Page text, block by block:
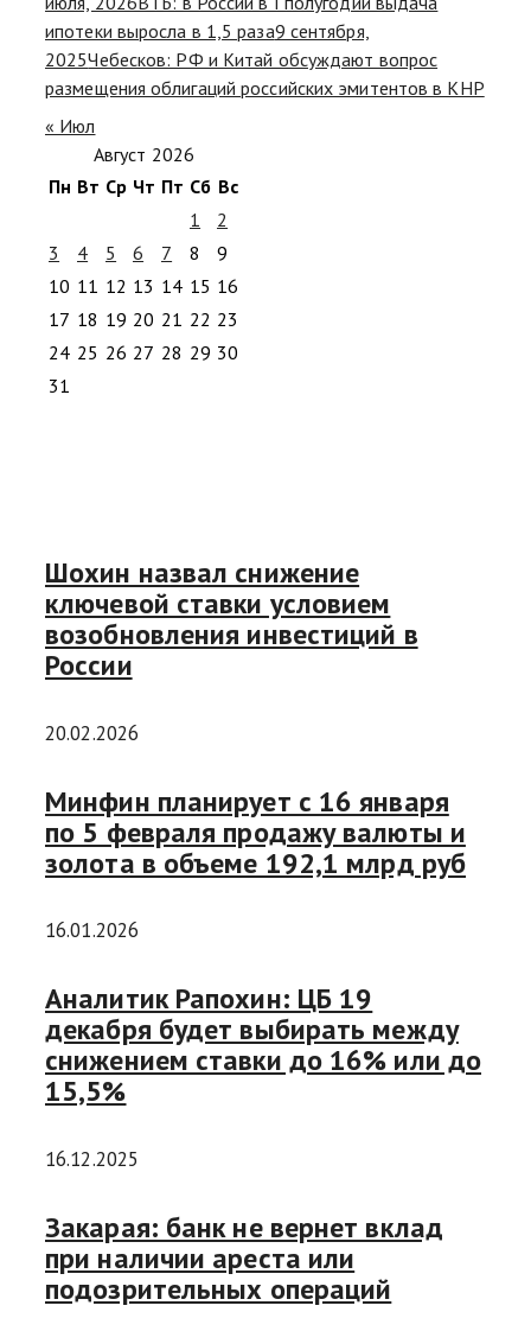
ипотеки выросла в 1,5 раза9 сентября,
2025Чебесков: РФ и Китай обсуждают вопрос
размещения облигаций российских эмитентов в КНР
« Июл
Август 2026
Пн Вт Ср Чт Пт Сб Вс
1
2
3
4 5 6 7 8
9
10 11 12 13 14 15 16
17 18 19 20 21 22 23
24 25 26 27 28 29 30
31
Шохин назвал снижение
ключевой ставки условием
возобновления инвестиций в
России
20.02.2026
Минфин планирует с 16 января
по 5 февраля продажу валюты и
золота в объеме 192,1 млрд руб
16.01.2026
Аналитик Рапохин: ЦБ 19
декабря будет выбирать между
снижением ставки до 16% или до
15,5%
16.12.2025
Закарая: банк не вернет вклад
при наличии ареста или
подозрительных операций